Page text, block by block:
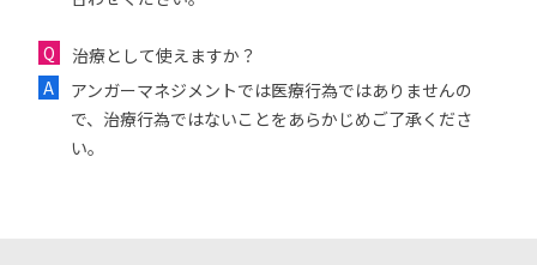
治療として使えますか？
アンガーマネジメントでは医療行為ではありませんの
で、治療行為ではないことをあらかじめご了承くださ
い。